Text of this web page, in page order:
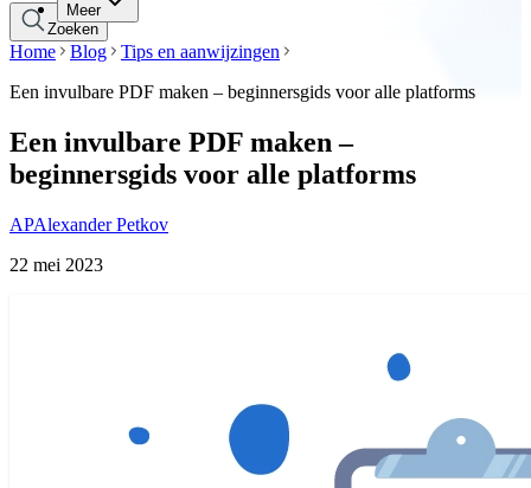
Meer
Zoeken
Home Blog
Tips en aanwijzingen
Een invulbare PDF maken – beginnersgids voor alle platforms
Een invulbare PDF maken –
beginnersgids voor alle platforms
APAlexander Petkov
22 mei 2023